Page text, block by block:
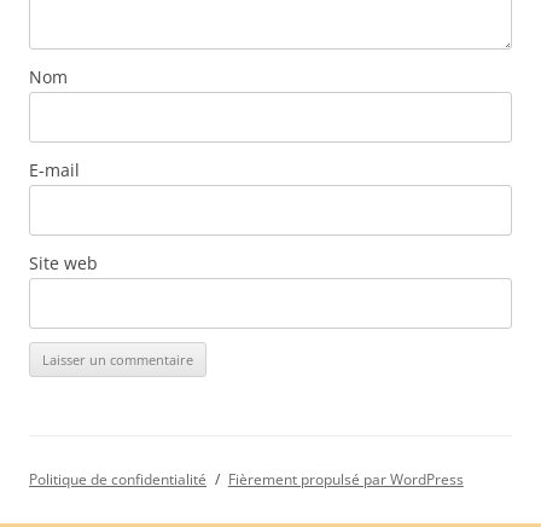
Nom
E-mail
Site web
Politique de confidentialité Fièrement propulsé par WordPress